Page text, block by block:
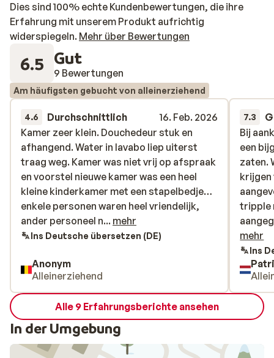
Dies sind 100% echte Kundenbewertungen, die ihre
Erfahrung mit unserem Produkt aufrichtig
widerspiegeln. Mehr über Bewertungen
6.5 Gut
9 Bewertungen
Am häufigsten gebucht von alleinerziehend
4.6 Durchschnittlich
16. Feb. 2026
Kamer zeer klein. Douchedeur stuk en
afhangend. Water in lavabo liep uiterst
traag weg. Kamer was niet vrij op afspraak
en voorstel nieuwe kamer was een heel
kleine kinderkamer met een stapelbedje…
enkele personen waren heel vriendelijk,
ander personeel niet!
Kamer zeer klein. Douchedeur stuk en
afhangend. Water in lavabo liep uiterst
traag weg. Kamer was niet vrij op afspraak
en voorstel nieuwe kamer was een heel
kleine kinderkamer met een stapelbedje…
enkele personen waren heel vriendelijk,
ander personeel n... mehr
Ins Deutsche übersetzen (DE)
Anonym
Alleinerziehend
7.3
Bij
een
zaten.
krijgen
tripple
zaken.
een 4
niet
goed.
Bij
een
zaten.
krijgen
tripple
mehr
Ins
Alle 9 Erfahrungsberichte ansehen
In der Umgebung